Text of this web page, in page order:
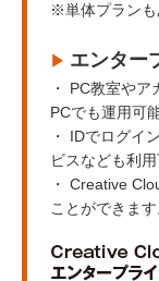
※単体プランも
▶︎ エンター
・ PC教室や
PCでも運用可
・ IDでログイ
ビスなども利用
・ Creative
ことができます